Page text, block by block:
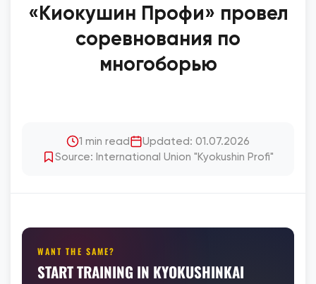
«Киокушин Профи» провел
соревнования по
многоборью
1 min read
Updated: 01.07.2026
Source: International Union "Kyokushin Profi"
WANT THE SAME?
START TRAINING IN KYOKUSHINKAI